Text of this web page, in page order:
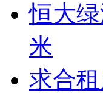
恒大
米
求合